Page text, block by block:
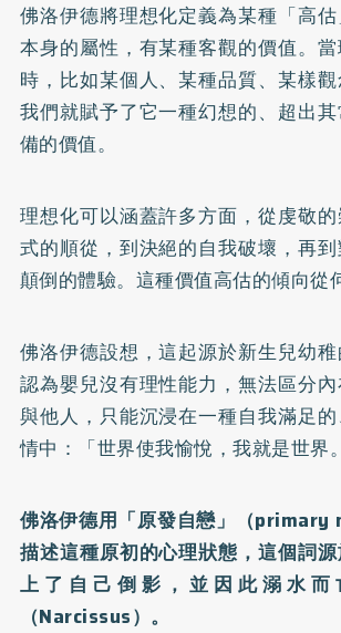
佛洛伊德將理想化定義為某種「高
本身的屬性，有某種客觀的價值。
時，比如某個人、某種品質、某樣觀
我們就賦予了它一種幻想的、超出
備的價值。
理想化可以涵蓋許多方面，從虔敬
式的順從，到決絕的自我破壞，再
顛倒的體驗。這種價值高估的傾向從
佛洛伊德設想，這起源於新生兒幼
認為嬰兒沒有理性能力，無法區分
與他人，只能沉浸在一種自我滿足
情中：「世界使我愉悅，我就是世界
佛洛伊德用「原發自戀」（
描述這種原初的心理狀態，這個詞
上了自己倒影，並因此溺水而
（Narcissus）。